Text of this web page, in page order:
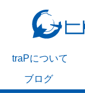
traPについて
ブログ